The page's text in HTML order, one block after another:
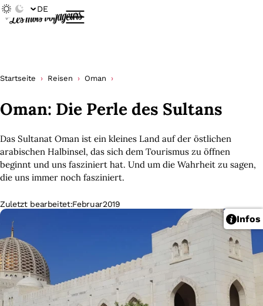
DE
Startseite Reisen Oman
Oman: Die Perle des Sultans
Das Sultanat Oman ist ein kleines Land auf der östlichen
arabischen Halbinsel, das sich dem Tourismus zu öffnen
beginnt und uns fasziniert hat. Und um die Wahrheit zu sagen,
die uns immer noch fasziniert.
Zuletzt bearbeitet:Februar2019
Infos